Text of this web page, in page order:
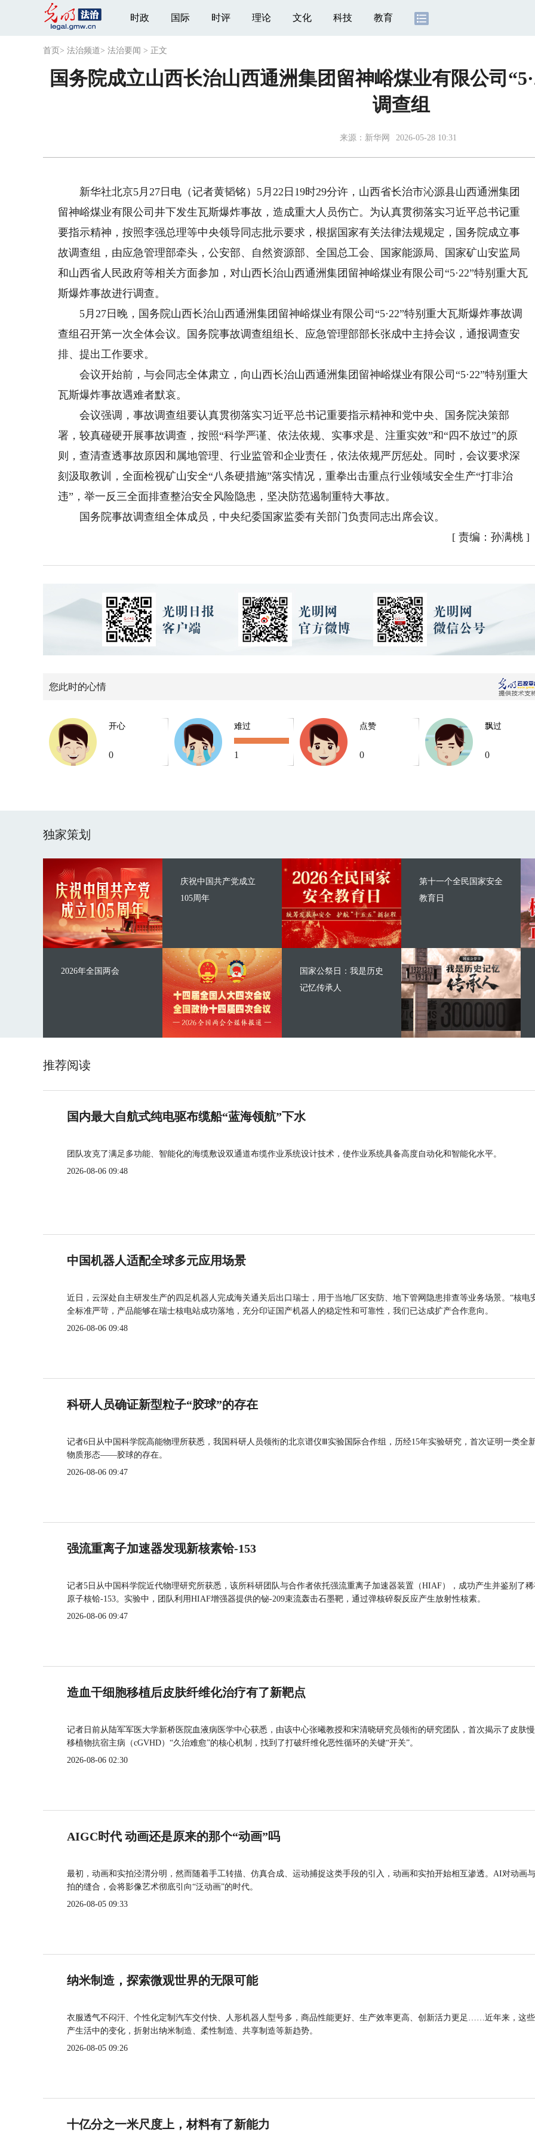
时政 国际 时评 理论 文化 科技 教育
首页 > 法治频道> 法治要闻 > 正文
国务院成立山西长治山西通洲集团留神峪煤业有限公司
调查组
来源： 新华网 2026-05-28 10:31
新华社北京5月27日电（记者黄韬铭）5月22日19时29分许，山西省长治市沁源县山西通洲集团
留神峪煤业有限公司井下发生瓦斯爆炸事故，造成重大人员伤亡。为认真贯彻落实习近平总书记重
要指示精神，按照李强总理等中央领导同志批示要求，根据国家有关法律法规规定，国务院成立事
故调查组，由应急管理部牵头，公安部、自然资源部、全国总工会、国家能源局、国家矿山安监局
和山西省人民政府等相关方面参加，对山西长治山西通洲集团留神峪煤业有限公司“5·22”特别重大瓦
斯爆炸事故进行调查。
5月27日晚，国务院山西长治山西通洲集团留神峪煤业有限公司“5·22”特别重大瓦斯爆炸事故调
查组召开第一次全体会议。国务院事故调查组组长、应急管理部部长张成中主持会议，通报调查安
排、提出工作要求。
会议开始前，与会同志全体肃立，向山西长治山西通洲集团留神峪煤业有限公司“5·22”特别重大
瓦斯爆炸事故遇难者默哀。
会议强调，事故调查组要认真贯彻落实习近平总书记重要指示精神和党中央、国务院决策部
署，较真碰硬开展事故调查，按照“科学严谨、依法依规、实事求是、注重实效”和“四不放过”的原
则，查清查透事故原因和属地管理、行业监管和企业责任，依法依规严厉惩处。同时，会议要求深
刻汲取教训，全面检视矿山安全“八条硬措施”落实情况，重拳出击重点行业领域安全生产“打非治
违”，举一反三全面排查整治安全风险隐患，坚决防范遏制重特大事故。
国务院事故调查组全体成员，中央纪委国家监委有关部门负责同志出席会议。
[ 责编：孙满桃 ]
您此时的心情
开心
0
难过
1
点赞
0
飘过
0
独家策划
庆祝中国共产党成立
105周年
2026年全国两会
第十一个全民国家安全
教育日
国家公祭日：我是历史
记忆传承人
推荐阅读
国内最大自航式纯电驱布缆船“蓝海领航”下水
团队攻克了满足多功能、智能化的海缆敷设双通道布缆作业系统设计技术，使作业系统具备高度自动化和智能化水平。
2026-08-06 09:48
中国机器人适配全球多元应用场景
近日，云深处自主研发生产的四足机器人完成海关通关后出口瑞士，用于当地厂区安防、地下管网隐患排查等业务场景。“核电
全标准严苛，产品能够在瑞士核电站成功落地，充分印证国产机器人的稳定性和可靠性，我们已达成扩产合作意向。
2026-08-06 09:48
科研人员确证新型粒子“胶球”的存在
记者6日从中国科学院高能物理所获悉，我国科研人员领衔的北京谱仪Ⅲ实验国际合作组，历经15年实验研究，首次证明一类全
物质形态——胶球的存在。
2026-08-06 09:47
强流重离子加速器发现新核素铪-153
记者5日从中国科学院近代物理研究所获悉，该所科研团队与合作者依托强流重离子加速器装置（HIAF），成功产生并鉴别了
原子核铪-153。实验中，团队利用HIAF增强器提供的铋-209束流轰击石墨靶，通过弹核碎裂反应产生放射性核素。
2026-08-06 09:47
造血干细胞移植后皮肤纤维化治疗有了新靶点
记者日前从陆军军医大学新桥医院血液病医学中心获悉，由该中心张曦教授和宋清晓研究员领衔的研究团队，首次揭示了皮肤
移植物抗宿主病（cGVHD）“久治难愈”的核心机制，找到了打破纤维化恶性循环的关键“开关”。
2026-08-06 02:30
AIGC时代 动画还是原来的那个“动画”吗
最初，动画和实拍泾渭分明，然而随着手工转描、仿真合成、运动捕捉这类手段的引入，动画和实拍开始相互渗透。AI对动画
拍的缝合，会将影像艺术彻底引向“泛动画”的时代。
2026-08-05 09:33
纳米制造，探索微观世界的无限可能
衣服透气不闷汗、个性化定制汽车交付快、人形机器人型号多，商品性能更好、生产效率更高、创新活力更足……近年来，这
产生活中的变化，折射出纳米制造、柔性制造、共享制造等新趋势。
2026-08-05 09:26
十亿分之一米尺度上，材料有了新能力